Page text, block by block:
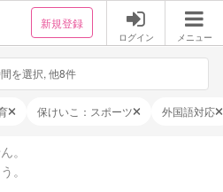
新規登録
ログイン メニュー
を選択, 他8件
保けいこ：スポーツ 外国語対応
。
。